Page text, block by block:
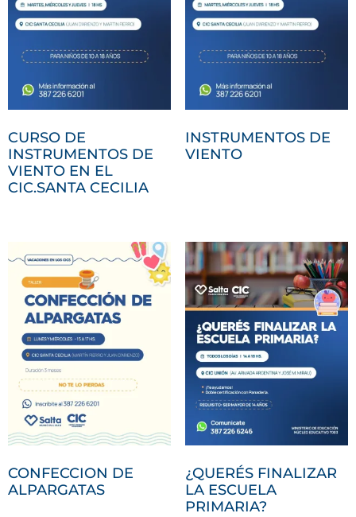
CURSO DE
INSTRUMENTOS DE
VIENTO EN EL
CIC.SANTA CECILIA
INSTRUMENTOS DE
VIENTO
CONFECCION DE
ALPARGATAS
¿QUERÉS FINALIZAR
LA ESCUELA
PRIMARIA?